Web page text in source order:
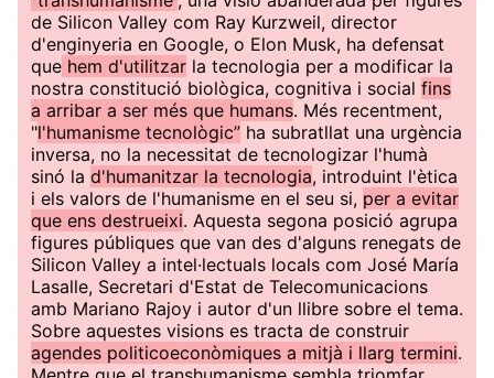
de Silicon Valley com Ray Kurzweil, director
d'enginyeria en Google, o Elon Musk, ha defensat
que hem d'utilitzar la tecnologia per a modificar la
nostra constitució biològica, cognitiva i social fins
a arribar a ser més que humans. Més recentment,
"l'humanisme tecnològic” ha subratllat una urgència
inversa, no la necessitat de tecnologizar l'humà
sinó la d'humanitzar la tecnologia, introduint l'ètica
i els valors de l'humanisme en el seu si, per a evitar
que ens destrueixi. Aquesta segona posició agrupa
figures públiques que van des d'alguns renegats de
Silicon Valley a intel·lectuals locals com José María
Lasalle, Secretari d'Estat de Telecomunicacions
amb Mariano Rajoy i autor d'un llibre sobre el tema.
Sobre aquestes visions es tracta de construir
agendes politicoeconòmiques a mitjà i llarg termini.